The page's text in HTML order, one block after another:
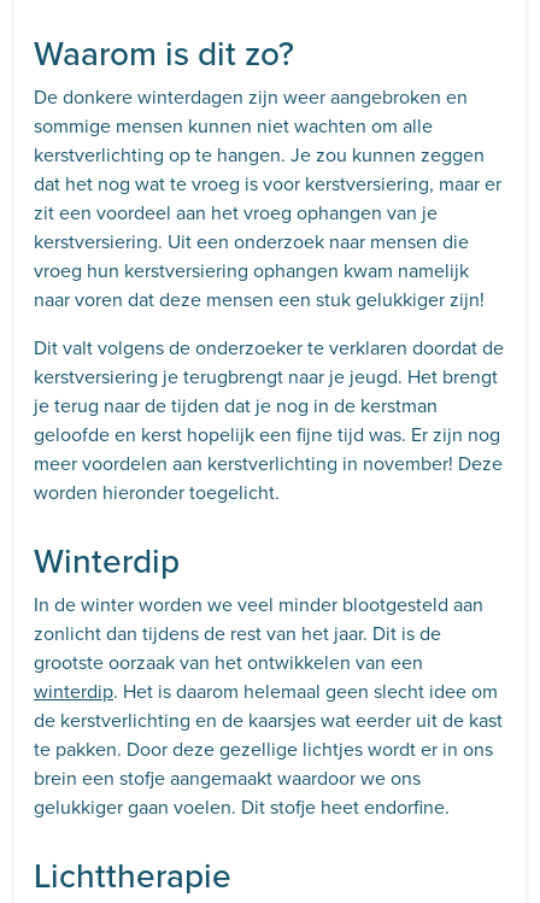
Waarom is dit zo?
De donkere winterdagen zijn weer aangebroken en
sommige mensen kunnen niet wachten om alle
kerstverlichting op te hangen. Je zou kunnen zeggen
dat het nog wat te vroeg is voor kerstversiering, maar er
zit een voordeel aan het vroeg ophangen van je
kerstversiering. Uit een onderzoek naar mensen die
vroeg hun kerstversiering ophangen kwam namelijk
naar voren dat deze mensen een stuk gelukkiger zijn!
Dit valt volgens de onderzoeker te verklaren doordat de
kerstversiering je terugbrengt naar je jeugd. Het brengt
je terug naar de tijden dat je nog in de kerstman
geloofde en kerst hopelijk een fijne tijd was. Er zijn nog
meer voordelen aan kerstverlichting in november! Deze
worden hieronder toegelicht.
Winterdip
In de winter worden we veel minder blootgesteld aan
zonlicht dan tijdens de rest van het jaar. Dit is de
grootste oorzaak van het ontwikkelen van een
winterdip. Het is daarom helemaal geen slecht idee om
de kerstverlichting en de kaarsjes wat eerder uit de kast
te pakken. Door deze gezellige lichtjes wordt er in ons
brein een stofje aangemaakt waardoor we ons
gelukkiger gaan voelen. Dit stofje heet endorfine.
Lichttherapie